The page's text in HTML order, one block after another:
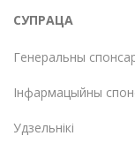
СУПРАЦА
Генеральны
Інфармацыйны
Удзельнікі